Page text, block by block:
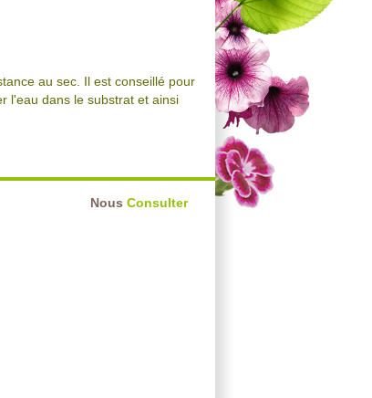
au sec. Il est conseillé pour
l'eau dans le substrat et ainsi
Nous Consulter